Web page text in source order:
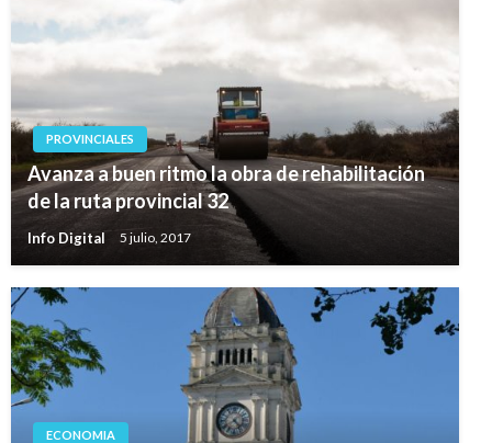
PROVINCIALES
Avanza a buen ritmo la obra de rehabilitación
de la ruta provincial 32
Info Digital 5 julio, 2017
ECONOMIA